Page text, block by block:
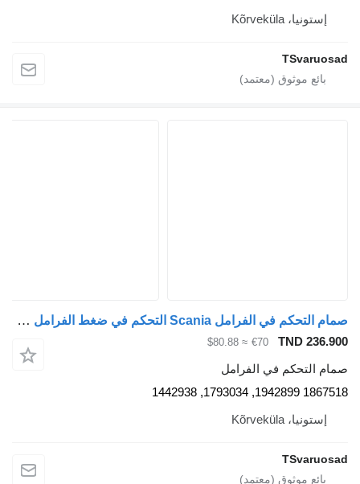
إستونيا، Kõrveküla
TSvaruosad
صمام التحكم في الفرامل Scania التحكم في ضغط الفرامل 1867518 لـ السيارات القاطرة Scania R480
TND 236.900
€70
≈ $80.88
صمام التحكم في الفرامل
1867518 1942899, 1793034, 1442938
إستونيا، Kõrveküla
TSvaruosad